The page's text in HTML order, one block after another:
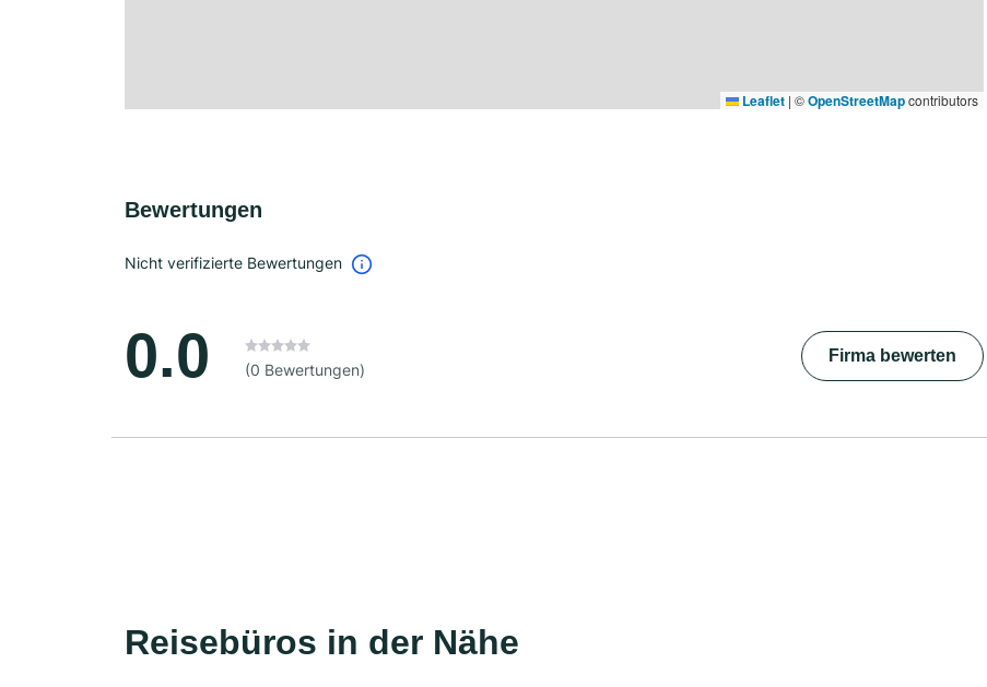
Leaflet | ©OpenStreetMapcontributors
Bewertungen
Nicht verifizierte Bewertungen
0.0 (0 Bewertungen)
Firma bewerten
Reisebüros in der Nähe